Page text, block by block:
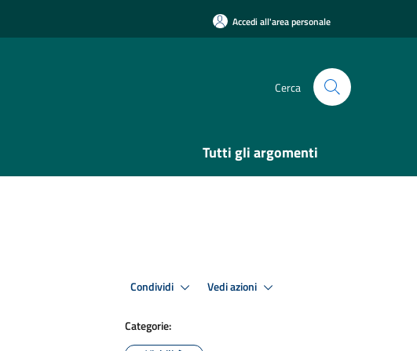
Accedi all'area personale
Cerca
Tutti gli argomenti
Condividi Vedi azioni
Categorie: